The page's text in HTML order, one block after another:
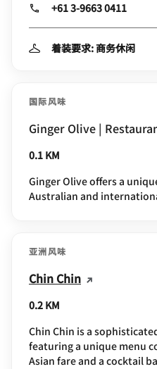
+61 3-9663 0411
着装要求: 商务休闲
国际风味
Ginger Olive |
0.1 KM
Ginger Olive offers a
Australian and
亚洲风味
Chin Chin
0.2 KM
Chin Chin is a
featuring a unique menu
Asian fare and a cocktail